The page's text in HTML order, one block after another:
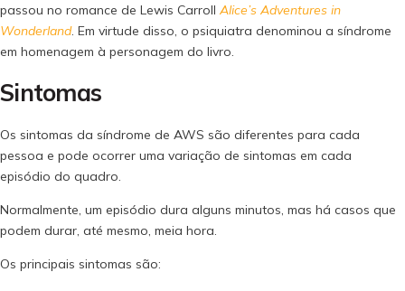
passou no romance de Lewis Carroll Alice’s Adventures in
Wonderland. Em virtude disso, o psiquiatra denominou a síndrome
em homenagem à personagem do livro.
Sintomas
Os sintomas da síndrome de AWS são diferentes para cada
pessoa e pode ocorrer uma variação de sintomas em cada
episódio do quadro.
Normalmente, um episódio dura alguns minutos, mas há casos que
podem durar, até mesmo, meia hora.
Os principais sintomas são: